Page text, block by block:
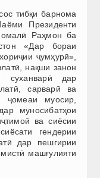
тибқи барнома
Президенти
Раҳмон ба
«Дар бораи
ҷумҳурӣ»,
нақши занон
суханварӣ дар
сарварӣ ва
ҷомеаи муосир,
муносибатҳои
ва сиёсии
гендерии
дар пешгирии
машғулияти